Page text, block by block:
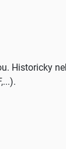
Historicky